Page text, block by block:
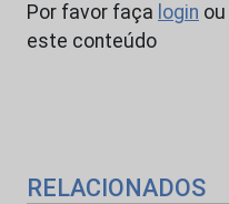
Por favor faça login ou
este conteúdo
RELACIONADOS